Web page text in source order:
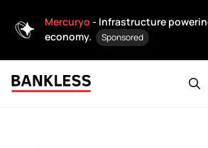
Mercuryo - Infrastructure
economy.
Sponsored